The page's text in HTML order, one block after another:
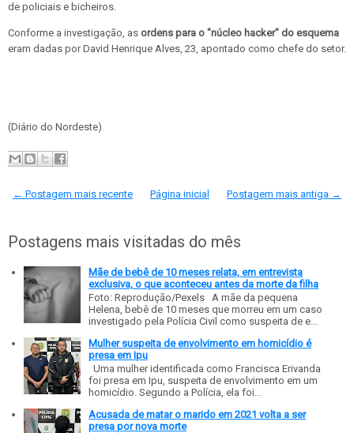
de policiais e bicheiros.
Conforme a investigação, as ordens para o "núcleo hacker" do esquema
eram dadas por David Henrique Alves, 23, apontado como chefe do setor.
(Diário do Nordeste)
← Postagem mais recente Postagem mais antiga →
Página inicial
Postagens mais visitadas do mês
Mãe de bebê de 10 meses relata, em entrevista
exclusiva, o que aconteceu antes da morte da filha
Foto: Reprodução/Pexels A mãe da pequena
Helena, bebê de 10 meses que morreu em um caso
investigado pela Polícia Civil como suspeita de e...
Mulher suspeita de envolvimento em homicídio é
presa em Ipu
Uma mulher identificada como Francisca Erivanda
foi presa em Ipu, suspeita de envolvimento em um
homicídio. Segundo a Polícia, ela foi...
Acusada de matar o marido em 2021 volta a ser
presa por nova morte